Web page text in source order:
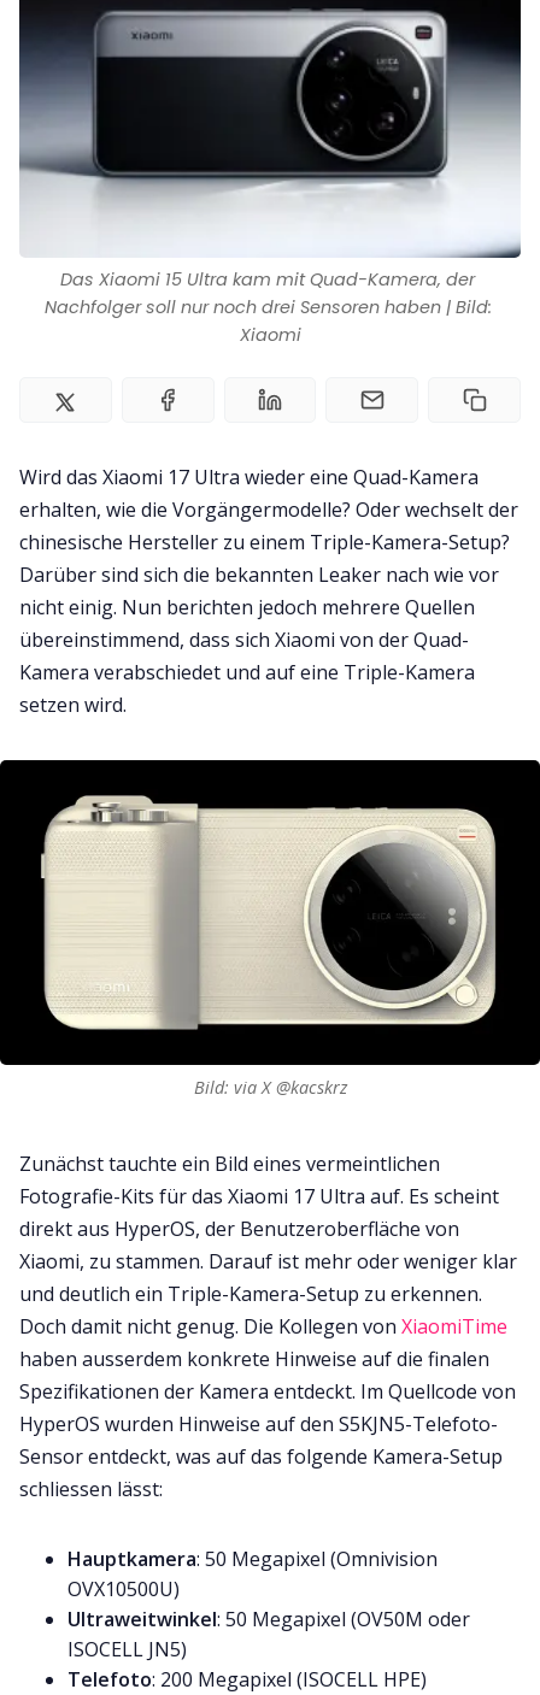
Impressum
Das Xiaomi 15 Ultra kam mit Quad-Kamera, der
Nachfolger soll nur noch drei Sensoren haben | Bild:
Xiaomi
Wird das Xiaomi 17 Ultra wieder eine Quad-Kamera
erhalten, wie die Vorgängermodelle? Oder wechselt der
chinesische Hersteller zu einem Triple-Kamera-Setup?
Darüber sind sich die bekannten Leaker nach wie vor
nicht einig. Nun berichten jedoch mehrere Quellen
übereinstimmend, dass sich Xiaomi von der Quad-
Kamera verabschiedet und auf eine Triple-Kamera
setzen wird.
Bild: via X @kacskrz
Zunächst tauchte ein Bild eines vermeintlichen
Fotografie-Kits für das Xiaomi 17 Ultra auf. Es scheint
direkt aus HyperOS, der Benutzeroberfläche von
Xiaomi, zu stammen. Darauf ist mehr oder weniger klar
und deutlich ein Triple-Kamera-Setup zu erkennen.
Doch damit nicht genug. Die Kollegen von XiaomiTime
haben ausserdem konkrete Hinweise auf die finalen
Spezifikationen der Kamera entdeckt. Im Quellcode von
HyperOS wurden Hinweise auf den S5KJN5-Telefoto-
Sensor entdeckt, was auf das folgende Kamera-Setup
schliessen lässt:
Hauptkamera: 50 Megapixel (Omnivision
OVX10500U)
Ultraweitwinkel: 50 Megapixel (OV50M oder
ISOCELL JN5)
Telefoto: 200 Megapixel (ISOCELL HPE)